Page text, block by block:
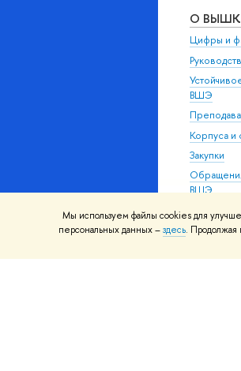
Мы используем файлы cookies для
персональных данных –здесь. Продолжая
О
Цифры и
ВШЭ
Корпуса
Закупки
ВШЭ
Фонд